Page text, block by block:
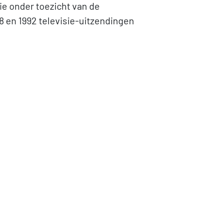
onder toezicht van de
en 1992 televisie-uitzendingen